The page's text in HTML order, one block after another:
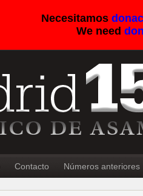
Necesitamos
We need
Contacto Números anteriores